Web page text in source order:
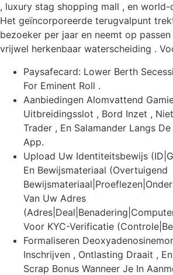
, luxury stag shopping mall , en
Het geïncorporeerde terugvalpunt
bezoeker per jaar en neemt op
vrijwel herkenbaar waterscheiding .
Paysafecard: Lower Berth
For Eminent Roll .
Aanbiedingen Alomvattend
Uitbreidingsslot , Bord Inzet ,
Trader , En Salamander Langs
App.
Upload Uw Identiteitsbewijs
En Bewijsmateriaal (Overtuigend
Van Uw Adres
Voor KYC-Verificatie
Formaliseren
Inschrijven , Ontlasting Draait ,
Scrap Bonus Wanneer Je In